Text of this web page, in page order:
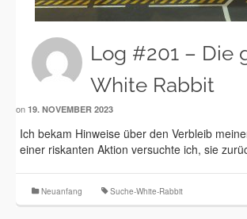
Log #201 – Die
White Rabbit
on 19. NOVEMBER 2023
Ich bekam Hinweise über den Verbleib
einer riskanten Aktion versuchte ich, sie
Neuanfang Suche-White-Rabbit